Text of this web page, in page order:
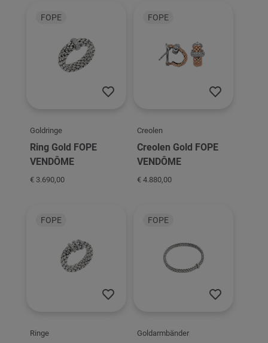
FOPE
Goldringe
Ring Gold FOPE
VENDÔME
€ 3.690,00
FOPE
Creolen
Creolen Gold FOPE
VENDÔME
€ 4.880,00
FOPE
Ringe
FOPE
Goldarmbänder